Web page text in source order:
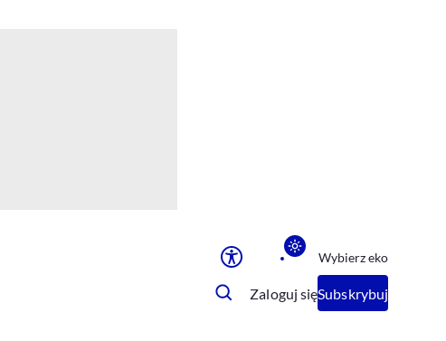
Wybierz eko
Zaloguj sięSubskrybuj